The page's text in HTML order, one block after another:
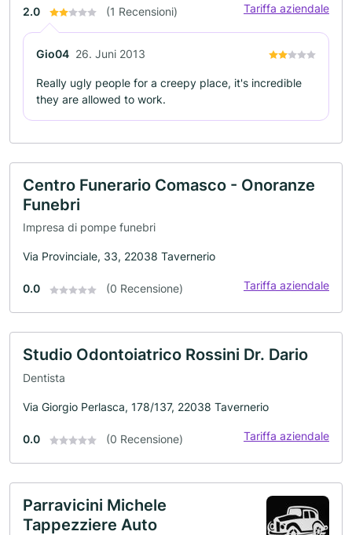
2.0 (1 Recensioni) Tariffa aziendale
Gio04 26. Juni 2013
Really ugly people for a creepy place, it's incredible
they are allowed to work.
Centro Funerario Comasco - Onoranze
Funebri
Impresa di pompe funebri
Via Provinciale, 33, 22038 Tavernerio
0.0 (0 Recensione) Tariffa aziendale
Studio Odontoiatrico Rossini Dr. Dario
Dentista
Via Giorgio Perlasca, 178/137, 22038 Tavernerio
0.0 (0 Recensione) Tariffa aziendale
Parravicini Michele
Tappezziere Auto